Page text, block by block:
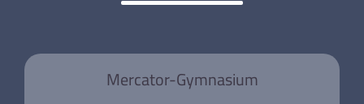
Mercator-Gymnasium